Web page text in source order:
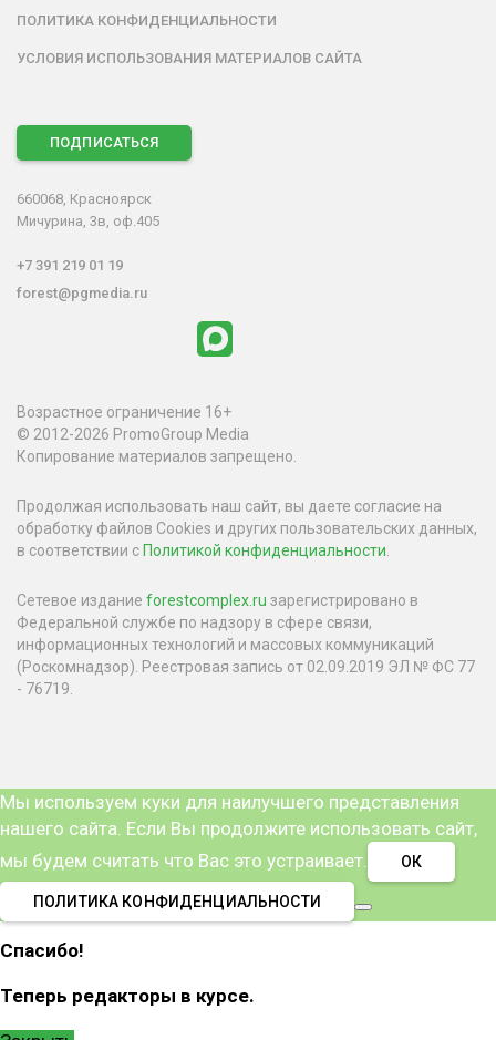
ПОЛИТИКА КОНФИДЕНЦИАЛЬНОСТИ
УСЛОВИЯ ИСПОЛЬЗОВАНИЯ МАТЕРИАЛОВ САЙТА
ПОДПИСАТЬСЯ
660068, Красноярск
Мичурина, 3в, оф.405
+7 391 219 01 19
forest@pgmedia.ru
Возрастное ограничение 16+
© 2012-2026 PromoGroup Media
Копирование материалов запрещено.
Продолжая использовать наш сайт, вы даете согласие на
обработку файлов Cookies и других пользовательских данных,
в соответствии с Политикой конфиденциальности
Сетевое издание forestcomplex.ru зарегистрировано в
Федеральной службе по надзору в сфере связи,
информационных технологий и массовых коммуникаций
(Роскомнадзор). Реестровая запись от 02.09.2019 ЭЛ № ФС 77
- 76719.
Мы используем куки для наилучшего представления
нашего сайта. Если Вы продолжите использовать сайт,
мы будем считать что Вас это устраивает.
ОК
ПОЛИТИКА КОНФИДЕНЦИАЛЬНОСТИ
Спасибо!
Теперь редакторы в курсе.